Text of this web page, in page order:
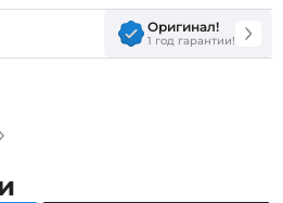
Оригинал!
1 год гарантии!